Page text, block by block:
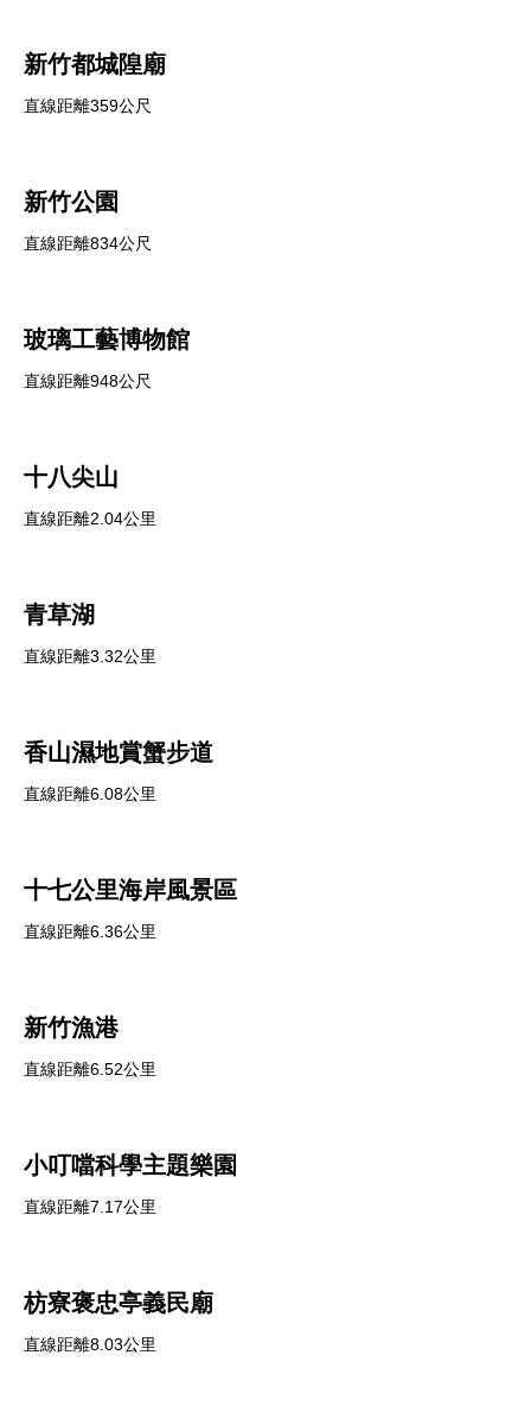
新竹都城隍廟
直線距離359公尺
新竹公園
直線距離834公尺
玻璃工藝博物館
直線距離948公尺
十八尖山
直線距離2.04公里
青草湖
直線距離3.32公里
香山濕地賞蟹步道
直線距離6.08公里
十七公里海岸風景區
直線距離6.36公里
新竹漁港
直線距離6.52公里
小叮噹科學主題樂園
直線距離7.17公里
枋寮褒忠亭義民廟
直線距離8.03公里